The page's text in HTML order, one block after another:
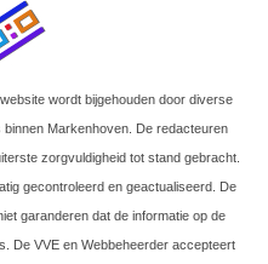
wordt bijgehouden door diverse
Markenhoven. De redacteuren
zorgvuldigheid tot stand gebracht.
gecontroleerd en geactualiseerd. De
garanderen dat de informatie op de
De VVE en Webbeheerder accepteert